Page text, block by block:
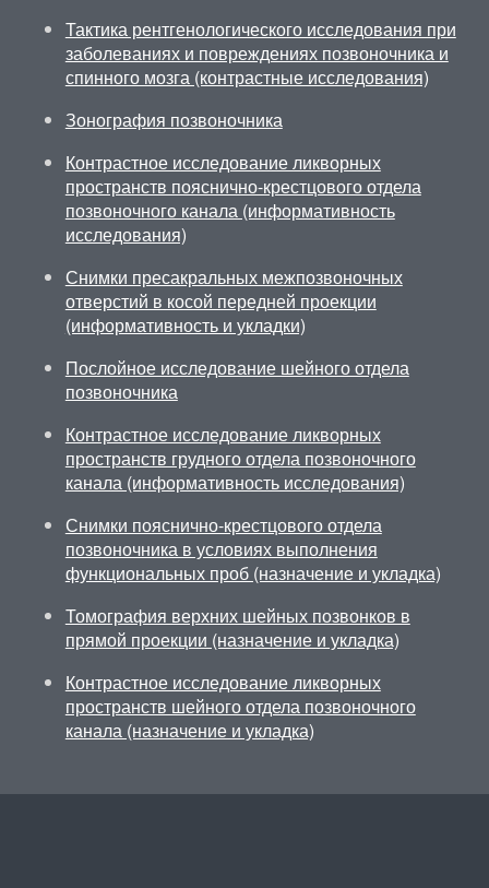
Тактика рентгенологического исследования при
заболеваниях и повреждениях позвоночника и
спинного мозга (контрастные исследования)
Зонография позвоночника
Контрастное исследование ликворных
пространств пояснично-крестцового отдела
позвоночного канала (информативность
исследования)
Снимки пресакральных межпозвоночных
отверстий в косой передней проекции
(информативность и укладки)
Послойное исследование шейного отдела
позвоночника
Контрастное исследование ликворных
пространств грудного отдела позвоночного
канала (информативность исследования)
Снимки пояснично-крестцового отдела
позвоночника в условиях выполнения
функциональных проб (назначение и укладка)
Томография верхних шейных позвонков в
прямой проекции (назначение и укладка)
Контрастное исследование ликворных
пространств шейного отдела позвоночного
канала (назначение и укладка)